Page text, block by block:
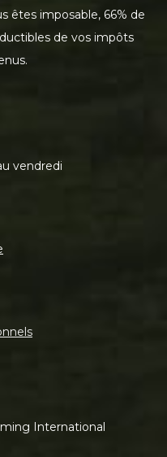
êtes imposable, 66% de
de vos impôts
vendredi
International